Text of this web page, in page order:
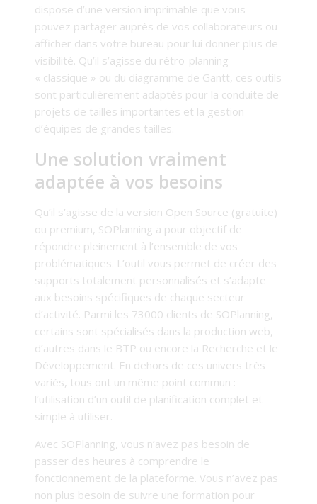
dispose d’une version imprimable que vous
pouvez partager auprès de vos collaborateurs ou
afficher dans votre bureau pour lui donner plus de
visibilité. Qu’il s’agisse du rétro-planning
« classique » ou du diagramme de Gantt, ces outils
sont particulièrement adaptés pour la conduite de
projets de tailles importantes et la gestion
d’équipes de grandes tailles.
Une solution vraiment
adaptée à vos besoins
Qu’il s’agisse de la version Open Source (gratuite)
ou premium, SOPlanning a pour objectif de
répondre pleinement à l’ensemble de vos
problématiques. L’outil vous permet de créer des
supports totalement personnalisés et s’adapte
aux besoins spécifiques de chaque secteur
d’activité. Parmi les 73000 clients de SOPlanning,
certains sont spécialisés dans la production web,
d’autres dans le BTP ou encore la Recherche et le
Développement. En dehors de ces univers très
variés, tous ont un même point commun :
l’utilisation d’un outil de planification complet et
simple à utiliser.
Avec SOPlanning, vous n’avez pas besoin de
passer des heures à comprendre le
fonctionnement de la plateforme. Vous n’avez pas
non plus besoin de suivre une formation pour